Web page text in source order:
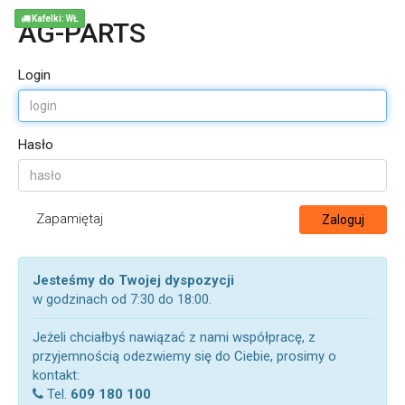
AG-PARTS
Login
Hasło
Zapamiętaj Zaloguj
Jesteśmy do Twojej dyspozycji
w godzinach od 7:30 do 18:00.
Jeżeli chciałbyś nawiązać z nami współpracę, z
przyjemnością odezwiemy się do Ciebie, prosimy o
kontakt:
Tel. 609 180 100
Kafelki: WŁ